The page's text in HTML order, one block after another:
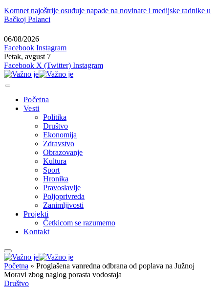
Komnet najoštrije osuđuje napade na novinare i medijske radnike u
Bačkoj Palanci
06/08/2026
Facebook Instagram
Petak, avgust 7
Facebook X (Twitter) Instagram
Početna
Vesti
Politika
Društvo
Ekonomija
Zdravstvo
Obrazovanje
Kultura
Sport
Hronika
Pravoslavlje
Poljoprivreda
Zanimljivosti
Projekti
Četkicom se razumemo
Kontakt
Početna » Proglašena vanredna odbrana od poplava na Južnoj
Moravi zbog naglog porasta vodostaja
Društvo